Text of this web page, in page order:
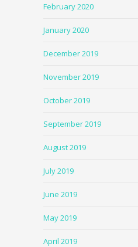
February 2020
January 2020
December 2019
November 2019
October 2019
September 2019
August 2019
July 2019
June 2019
May 2019
April 2019